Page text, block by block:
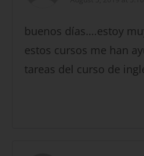
buenos días….estoy
estos cursos me han
tareas del curso de